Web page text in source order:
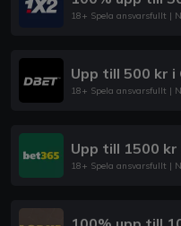
18+ Spela ansvarsfullt |
Upp till 500 kr
18+ Spela ansvarsfullt |
Upp till 1500
18+ Spela ansvarsfullt |